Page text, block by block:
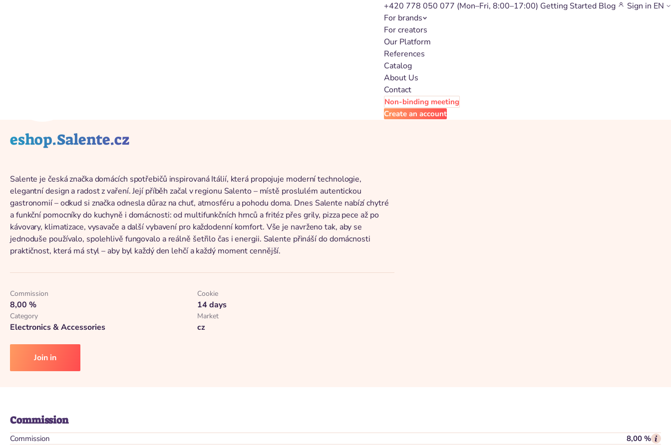
+420 778 050 077 (Mon–Fri, 8:00–17:00) Getting Started Blog Sign in EN
For brands
For creators
Our Platform
References
Catalog
About Us
Contact
Non-binding meeting
Create an account
eshop.Salente.cz
Salente je česká značka domácích spotřebičů inspirovaná Itálií, která propojuje moderní technologie,
elegantní design a radost z vaření. Její příběh začal v regionu Salento – místě proslulém autentickou
gastronomií – odkud si značka odnesla důraz na chuť, atmosféru a pohodu doma. Dnes Salente nabízí chytré
a funkční pomocníky do kuchyně i domácnosti: od multifunkčních hrnců a fritéz přes grily, pizza pece až po
kávovary, klimatizace, vysavače a další vybavení pro každodenní komfort. Vše je navrženo tak, aby se
jednoduše používalo, spolehlivě fungovalo a reálně šetřilo čas i energii. Salente přináší do domácnosti
praktičnost, která má styl – aby byl každý den lehčí a každý moment cennější.
Commission
8,00 %
Cookie
14 days
Category
Electronics & Accessories
Market
cz
Join in
Commission
Commission 8,00 %